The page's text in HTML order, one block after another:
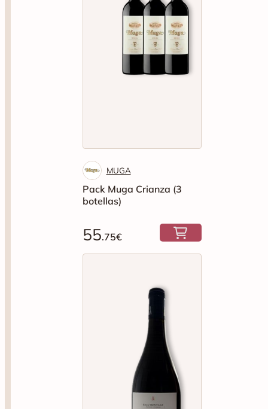
MUGA
Pack Muga Crianza (3
botellas)
55.75€